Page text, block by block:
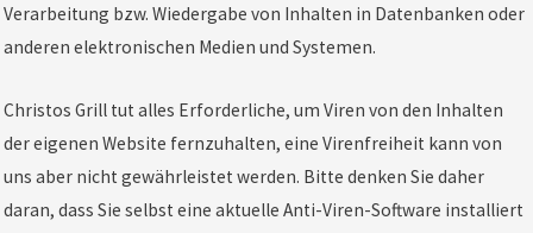
Verarbeitung bzw. Wiedergabe von Inhalten in Datenbanken oder
anderen elektronischen Medien und Systemen.
Christos Grill tut alles Erforderliche, um Viren von den Inhalten
der eigenen Website fernzuhalten, eine Virenfreiheit kann von
uns aber nicht gewährleistet werden. Bitte denken Sie daher
daran, dass Sie selbst eine aktuelle Anti-Viren-Software installiert